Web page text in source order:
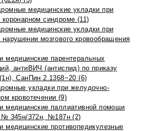
медицинские укладки при
коронарном синдроме (11)
медицинские укладки при
нарушении мозгового кровообращения
медицинские парентеральных
антиВИЧ (антиспид) по приказу
СанПин 2.1368−20 (6)
укладки при желудочно-
кровотечении (9)
медицинские паллиативной помощи
№ 345н/372н, №187н (2)
медицинские противопедикулезные